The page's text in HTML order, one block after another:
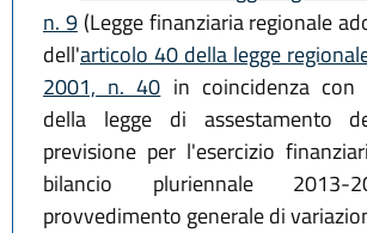
n. 9(Legge finanziaria regionale
dell'articolo 40 della legge
2001, n. 40 in coincidenza con
della legge di assestamento
previsione per l'esercizio
bilancio pluriennale 2013-
provvedimento generale di